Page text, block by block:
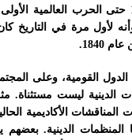
انطلقت في الفترة من عام 1870 حتى
وأنه لأول مرة في
1840.
القومية، وعلى
الدينية ليست
المناقشات الأكاديمية
المنظمات الدينية.